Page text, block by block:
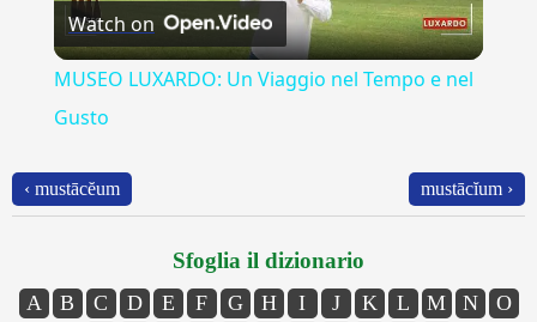
Video
Watch on
MUSEO LUXARDO: Un Viaggio nel Tempo e nel
Gusto
‹ mustācĕum mustācĭum ›
Sfoglia il dizionario
A B C D E F G H I J K L M N
O